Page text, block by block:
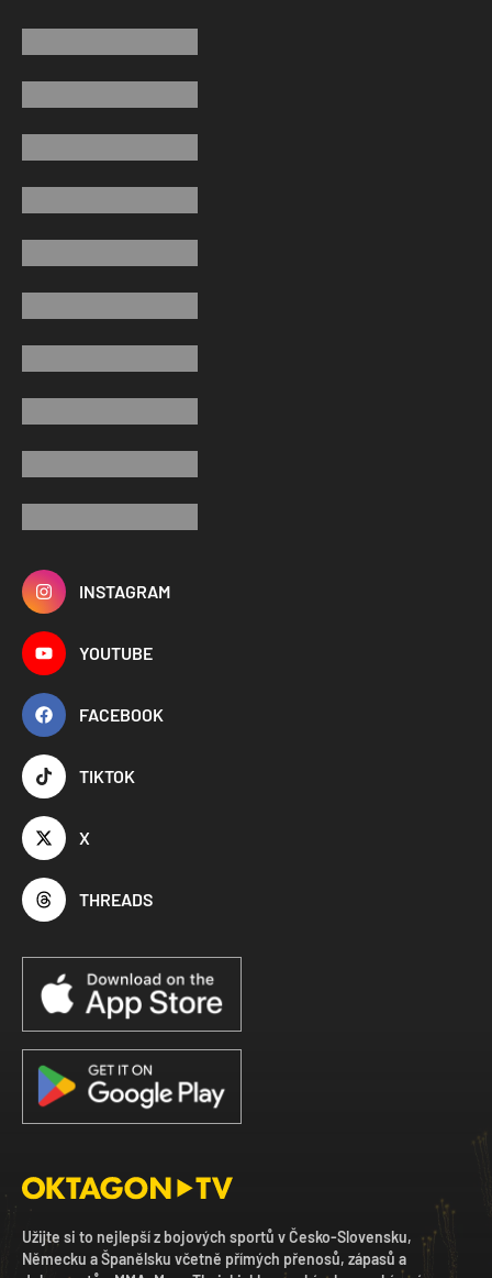
INSTAGRAM
YOUTUBE
FACEBOOK
TIKTOK
X
THREADS
Užijte si to nejlepší z bojových sportů v Česko-Slovensku,
Německu a Španělsku včetně přímých přenosů, zápasů a